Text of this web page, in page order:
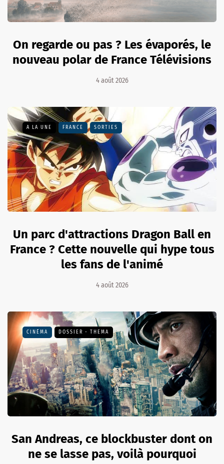
On regarde ou pas ? Les évaporés, le
nouveau polar de France Télévisions
4 août 2026
A LA UNE FRANCE SORTIES
Un parc d'attractions Dragon Ball en
France ? Cette nouvelle qui hype tous
les fans de l'animé
4 août 2026
CINÉMA DOSSIER - THEMA
San Andreas, ce blockbuster dont on
ne se lasse pas, voilà pourquoi